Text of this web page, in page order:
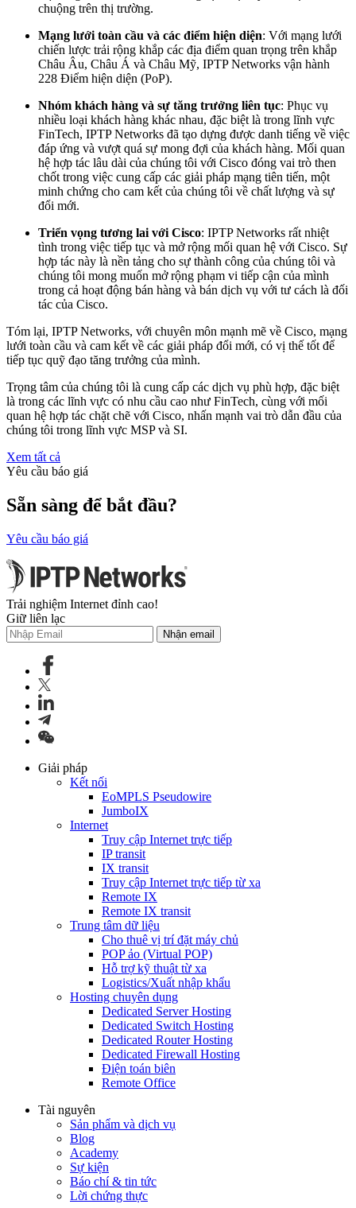
chuộng trên thị trường.
Mạng lưới toàn cầu và các điểm hiện diện: Với mạng lưới
chiến lược trải rộng khắp các địa điểm quan trọng trên khắp
Châu Âu, Châu Á và Châu Mỹ, IPTP Networks vận hành
228 Điểm hiện diện (PoP).
Nhóm khách hàng và sự tăng trưởng liên tục: Phục vụ
nhiều loại khách hàng khác nhau, đặc biệt là trong lĩnh vực
FinTech, IPTP Networks đã tạo dựng được danh tiếng về việc
đáp ứng và vượt quá sự mong đợi của khách hàng. Mối quan
hệ hợp tác lâu dài của chúng tôi với Cisco đóng vai trò then
chốt trong việc cung cấp các giải pháp mạng tiên tiến, một
minh chứng cho cam kết của chúng tôi về chất lượng và sự
đổi mới.
Triển vọng tương lai với Cisco: IPTP Networks rất nhiệt
tình trong việc tiếp tục và mở rộng mối quan hệ với Cisco. Sự
hợp tác này là nền tảng cho sự thành công của chúng tôi và
chúng tôi mong muốn mở rộng phạm vi tiếp cận của mình
trong cả hoạt động bán hàng và bán dịch vụ với tư cách là đối
tác của Cisco.
Tóm lại, IPTP Networks, với chuyên môn mạnh mẽ về Cisco, mạng
lưới toàn cầu và cam kết về các giải pháp đổi mới, có vị thế tốt để
tiếp tục quỹ đạo tăng trưởng của mình.
Trọng tâm của chúng tôi là cung cấp các dịch vụ phù hợp, đặc biệt
là trong các lĩnh vực có nhu cầu cao như FinTech, cùng với mối
quan hệ hợp tác chặt chẽ với Cisco, nhấn mạnh vai trò dẫn đầu của
chúng tôi trong lĩnh vực MSP và SI.
Xem tất cả
Yêu cầu báo giá
Sẵn sàng để bắt đầu?
Yêu cầu báo giá
Trải nghiệm Internet đỉnh cao!
Giữ liên lạc
Nhận email
Giải pháp
Kết nối
EoMPLS Pseudowire
JumboIX
Internet
Truy cập Internet trực tiếp
IP transit
IX transit
Truy cập Internet trực tiếp từ xa
Remote IX
Remote IX transit
Trung tâm dữ liệu
Cho thuê vị trí đặt máy chủ
POP ảo (Virtual POP)
Hỗ trợ kỹ thuật từ xa
Logistics/Xuất nhập khẩu
Hosting chuyên dụng
Dedicated Server Hosting
Dedicated Switch Hosting
Dedicated Router Hosting
Dedicated Firewall Hosting
Điện toán biên
Remote Office
Tài nguyên
Sản phẩm và dịch vụ
Blog
Academy
Sự kiện
Báo chí & tin tức
Lời chứng thực